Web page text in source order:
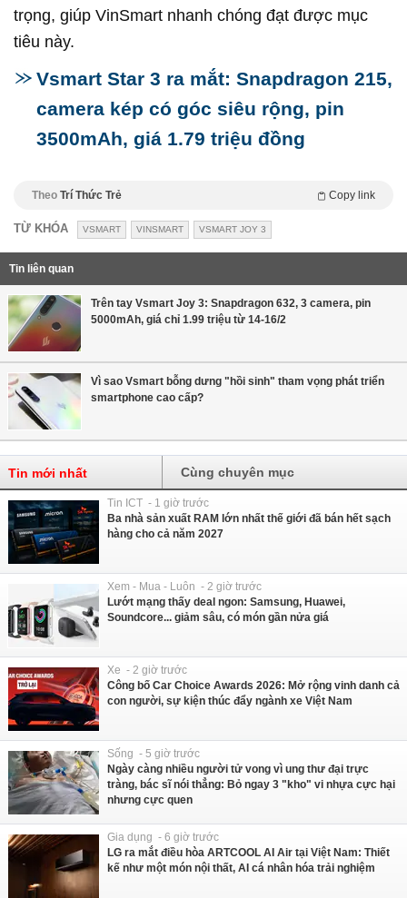
trọng, giúp VinSmart nhanh chóng đạt được mục
tiêu này.
Vsmart Star 3 ra mắt: Snapdragon 215,
camera kép có góc siêu rộng, pin
3500mAh, giá 1.79 triệu đồng
Theo Trí Thức Trẻ Copy link
TỪ KHÓA VSMART VINSMART VSMART JOY 3
Tin liên quan
Trên tay Vsmart Joy 3: Snapdragon 632, 3 camera, pin
5000mAh, giá chỉ 1.99 triệu từ 14-16/2
Vì sao Vsmart bỗng dưng "hồi sinh" tham vọng phát triển
smartphone cao cấp?
Tin mới nhất Cùng chuyên mục
Tin ICT - 1 giờ trước
Ba nhà sản xuất RAM lớn nhất thế giới đã bán hết sạch
hàng cho cả năm 2027
Xem - Mua - Luôn - 2 giờ trước
Lướt mạng thấy deal ngon: Samsung, Huawei,
Soundcore... giảm sâu, có món gần nửa giá
Xe - 2 giờ trước
Công bố Car Choice Awards 2026: Mở rộng vinh danh cả
con người, sự kiện thúc đẩy ngành xe Việt Nam
Sống - 5 giờ trước
Ngày càng nhiều người tử vong vì ung thư đại trực
tràng, bác sĩ nói thẳng: Bỏ ngay 3 "kho" vi nhựa cực hại
nhưng cực quen
Gia dụng - 6 giờ trước
LG ra mắt điều hòa ARTCOOL AI Air tại Việt Nam: Thiết
kế như một món nội thất, AI cá nhân hóa trải nghiệm